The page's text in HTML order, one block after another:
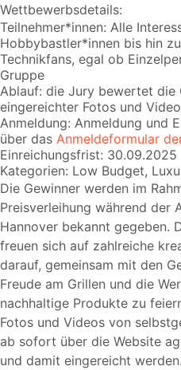
Wettbewerbsdetails:
Teilnehmer*innen: Alle
Hobbybastler*innen bis hin
Technikfans, egal ob
Gruppe
Ablauf: die Jury bewertet die
eingereichter Fotos und
Anmeldung: Anmeldung und
über das Anmeldeformular
Einreichungsfrist: 30.09.2025
Kategorien: Low Budget,
Die Gewinner werden im
Preisverleihung während der
Hannover bekannt gegeben.
freuen sich auf zahlreiche
darauf, gemeinsam mit den
Freude am Grillen und die
nachhaltige Produkte zu
Fotos und Videos von
ab sofort über die Website
und damit eingereicht werden.